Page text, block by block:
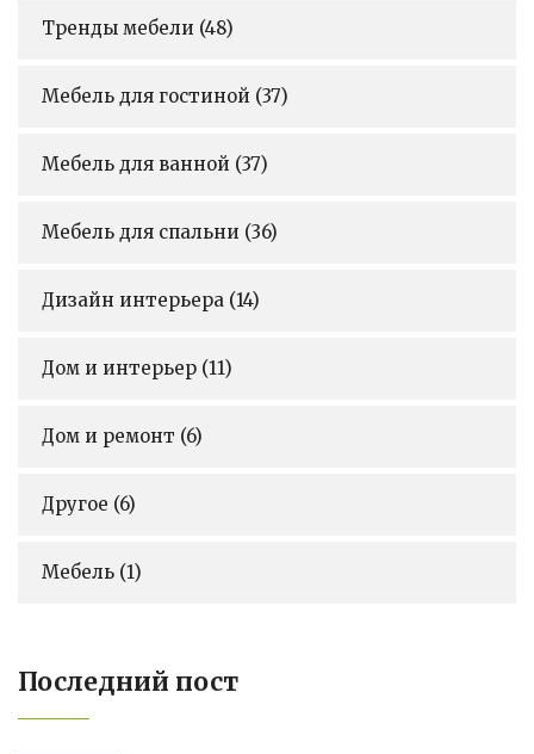
Тренды мебели (48)
Мебель для гостиной (37)
Мебель для ванной (37)
Мебель для спальни (36)
Дизайн интерьера (14)
Дом и интерьер (11)
Дом и ремонт (6)
Другое (6)
Мебель (1)
Последний пост